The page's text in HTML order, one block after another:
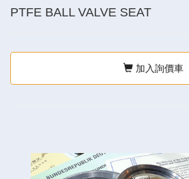
PTFE BALL VALVE SEAT
加入詢價車